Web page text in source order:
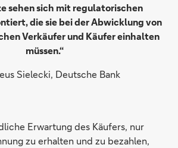
sehen sich mit regulatorischen
die sie bei der Abwicklung von
Verkäufer und Käufer einhalten
müssen.“
Sielecki, Deutsche Bank
Erwartung des Käufers, nur
zu erhalten und zu bezahlen,